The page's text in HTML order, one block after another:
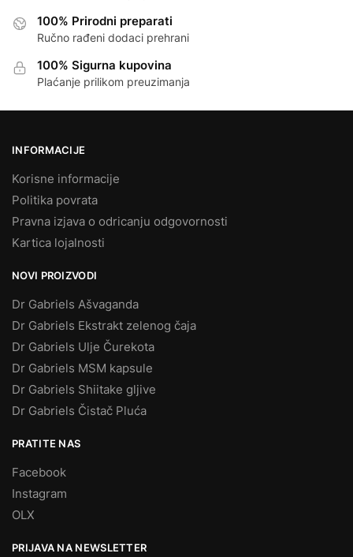
100% Prirodni preparati
Ručno rađeni dodaci prehrani
100% Sigurna kupovina
Plaćanje prilikom preuzimanja
INFORMACIJE
Korisne informacije
Politika povrata
Pravna izjava o odricanju odgovornosti
Kartica lojalnosti
NOVI PROIZVODI
Dr Gabriels Ašvaganda
Dr Gabriels Ekstrakt zelenog čaja
Dr Gabriels Ulje Čurekota
Dr Gabriels MSM kapsule
Dr Gabriels Shiitake gljive
Dr Gabriels Čistač Pluća
PRATITE NAS
Facebook
Instagram
OLX
PRIJAVA NA NEWSLETTER